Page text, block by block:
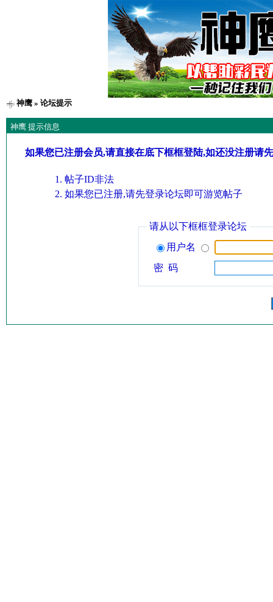
神鹰» 论坛提示
神鹰 提示信息
如果您已注册会员,请直接在底下框框登陆,如还没注册请
帖子ID非法
如果您已注册,请先登录论坛即可游览帖子
请从以下框框登录论坛
用户名
密 码